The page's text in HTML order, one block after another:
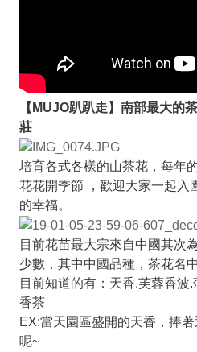
【MUJO趴趴走】南部最大的
莊
培育各式各樣的山茶花，每年
花花開季節 ，歡迎大家一起入
的幸福。
目前花苗最大宗來自中國其次
少數，其中中國品種，茶花名
目前知道的有：天香.芙蓉香波
香茶
EX:當天園區盛開的天香，捧
呢~